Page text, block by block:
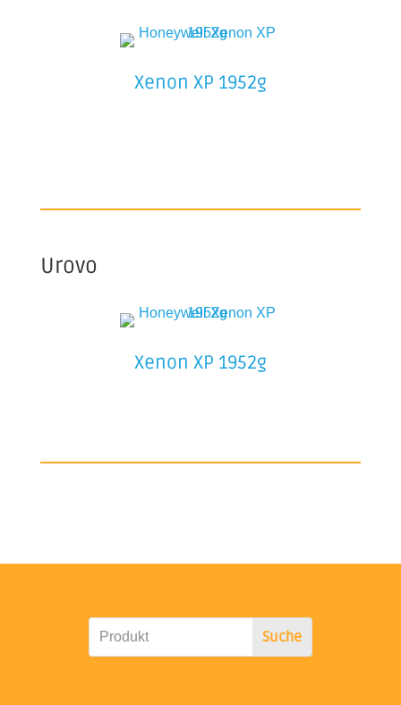
Xenon XP 1952g
Urovo
Xenon XP 1952g